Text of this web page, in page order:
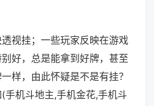
视挂；一些玩家反映在游戏
好，总是能拿到好牌，甚至
样，由此怀疑是不是有挂？
手机斗地主,手机金花,手机斗